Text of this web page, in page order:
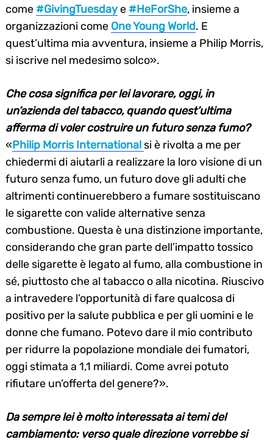
come #GivingTuesdaye #HeForShe, insieme a
organizzazioni come One Young World. E
quest’ultima mia avventura, insieme a Philip Morris,
si iscrive nel medesimo solco».
Che cosa significa per lei lavorare, oggi, in
un’azienda del tabacco, quando quest’ultima
afferma di voler costruire un futuro senza fumo?
«Philip Morris International si è rivolta a me per
chiedermi di aiutarli a realizzare la loro visione di un
futuro senza fumo, un futuro dove gli adulti che
altrimenti continuerebbero a fumare sostituiscano
le sigarette con valide alternative senza
combustione. Questa è una distinzione importante,
considerando che gran parte dell’impatto tossico
delle sigarette è legato al fumo, alla combustione in
sé, piuttosto che al tabacco o alla nicotina. Riuscivo
a intravedere l’opportunità di fare qualcosa di
positivo per la salute pubblica e per gli uomini e le
donne che fumano. Potevo dare il mio contributo
per ridurre la popolazione mondiale dei fumatori,
oggi stimata a 1,1 miliardi. Come avrei potuto
rifiutare un’offerta del genere?».
Da sempre lei è molto interessata ai temi del
cambiamento: verso quale direzione vorrebbe si
Search